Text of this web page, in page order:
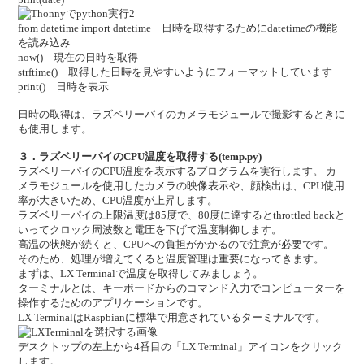
from datetime import datetime 日時を取得するためにdatetimeの機能
を読み込み
now() 現在の日時を取得
strftime() 取得した日時を見やすいようにフォーマットしています
print() 日時を表示
日時の取得は、ラズベリーパイのカメラモジュールで撮影するときに
も使用します。
３．ラズベリーパイのCPU温度を取得する(temp.py)
ラズベリーパイのCPU温度を表示するプログラムを実行します。 カ
メラモジュールを使用したカメラの映像表示や、顔検出は、CPU使用
率が大きいため、CPU温度が上昇します。
ラズベリーパイの上限温度は85度で、80度に達するとthrottled backと
いってクロック周波数と電圧を下げて温度制御します。
高温の状態が続くと、CPUへの負担がかかるので注意が必要です。
そのため、処理が増えてくると温度管理は重要になってきます。
まずは、LX Terminalで温度を取得してみましょう。
ターミナルとは、キーボードからのコマンド入力でコンピューターを
操作するためのアプリケーションです。
LX TerminalはRaspbianに標準で用意されているターミナルです。
デスクトップの左上から4番目の「LX Terminal」アイコンをクリック
します。